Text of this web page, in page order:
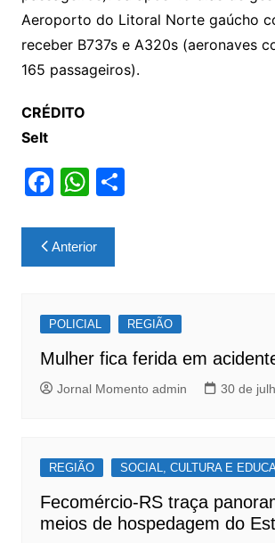
Aeroporto do Litoral Norte gaúcho
receber B737s e A320s (aeronaves
165 passageiros).
CRÉDITO
Selt
F
c
e
o
o
k
W
at
s
p
p
S
Navegação
de
Anterior
POLICIAL REGIÃO
Mulher fica ferida em
Jornal Momento admin 30 de
REGIÃO SOCIAL, CULTURA E
Fecomércio-RS traça
meios de hospedagem do